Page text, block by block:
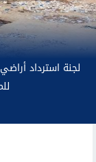
لجنة استرداد